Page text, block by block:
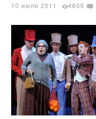
10 июля 2011 4609